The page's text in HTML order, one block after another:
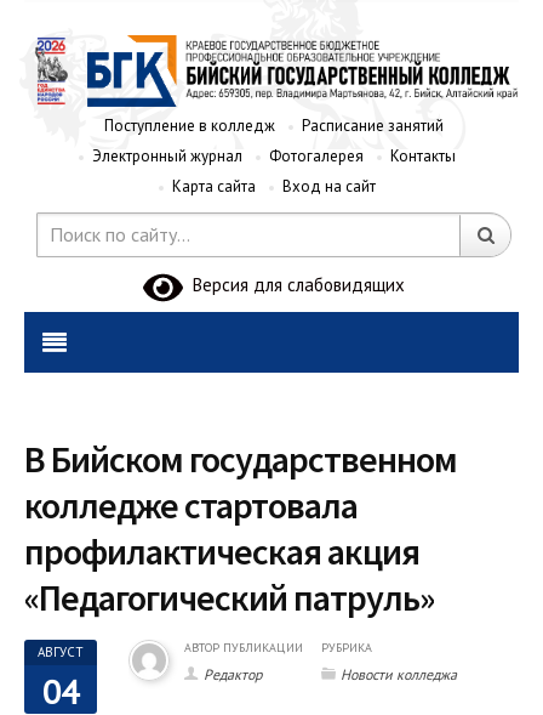
Поступление в колледж
Расписание занятий
Электронный журнал
Фотогалерея
Контакты
Карта сайта
Вход на сайт
Версия для слабовидящих
В Бийском государственном
колледже стартовала
профилактическая акция
«Педагогический патруль»
АВГУСТ
04
АВТОР ПУБЛИКАЦИИ
Редактор
РУБРИКА
Новости колледжа